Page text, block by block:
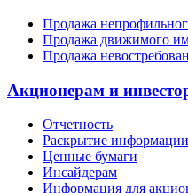
Продажа
Продажа движимого
Продажа
Акционерам и
Отчетность
Раскрытие информации
Ценные бумаги
Инсайдерам
Информация для